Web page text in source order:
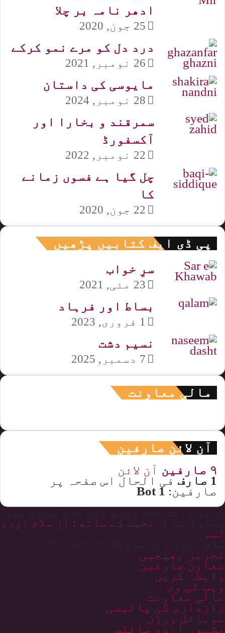
ادھر نامہ بر چلا
25 جون, 2020
درد دل کو مرے نمو کرکے
26 نومبر, 2021
مایوسی کی داستان
28 نومبر, 2024
سمرقند و بخارا اور
آکسفورڈ
22 نومبر, 2022
چل گیا ہے فسوں زمانے
کا
22 جون, 2020
پی ڈی ایف کتابیں پڑھیں
سرِ خواب
23 مئی, 2021
بساط اور فرہاد
1 فروری, 2023
نسیم دشت
7 دسمبر, 2025
مالی معاونت
آن لائن صارفین
۹ صارفین آن لائن
1 صارف فی الحال اس صفحہ پر
صارفین: 1 Bot
محبت کے ساتھ : از سلام اردو
ٹیم
سلام اردو ڈاٹ کام © ۲۰۲۶-۲۰۱۲
تحریر بھیجیں
معاون صارفین
رابطہ کریں
ویب ٹی وی
مالی معاونت
رازداری کی پالیسی
موبائل ورژن
مشہور اردو سائٹس